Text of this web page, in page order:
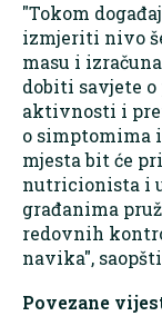
"Tokom
izmjeriti nivo
masu i
dobiti savjete
aktivnosti i
o simptomima
mjesta bit će
nutricionista i
građanima
redovnih
navika",
Povezane